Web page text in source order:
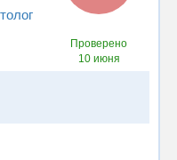
Проверено
10 июня